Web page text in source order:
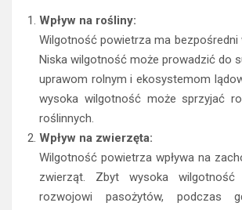
Wpływ na rośliny:
Wilgotność powietrza ma bezpośredni
Niska wilgotność może prowadzić do
uprawom rolnym i ekosystemom
wysoka wilgotność może sprzyjać
roślinnych.
Wpływ na zwierzęta:
Wilgotność powietrza wpływa na
zwierząt. Zbyt wysoka
rozwojowi pasożytów, podczas